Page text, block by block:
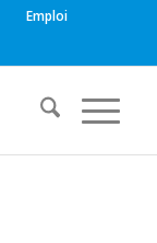
Emploi